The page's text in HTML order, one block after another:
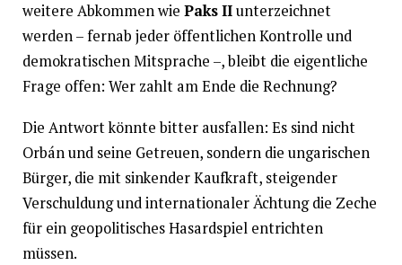
weitere Abkommen wie Paks IIunterzeichnet
werden – fernab jeder öffentlichen Kontrolle und
demokratischen Mitsprache –, bleibt die eigentliche
Frage offen: Wer zahlt am Ende die Rechnung?
Die Antwort könnte bitter ausfallen: Es sind nicht
Orbán und seine Getreuen, sondern die ungarischen
Bürger, die mit sinkender Kaufkraft, steigender
Verschuldung und internationaler Ächtung die Zeche
für ein geopolitisches Hasardspiel entrichten
müssen.